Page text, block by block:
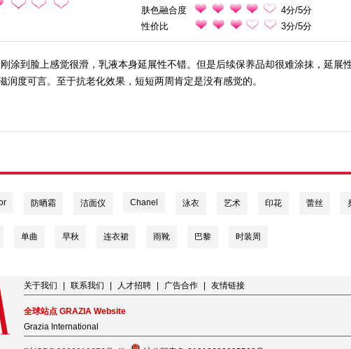
肤色融合度
4分/5分
性价比
3分/5分
涂到脸上感觉很滑，乳液本身延展性不错。但是后续保养品却很难涂抹，延展
润度可言。至于抗老化效果，短短两周肯定是没有感觉的。
防晒霜 洁面仪 Chanel 泳衣 艺术 印花 蕾丝
单曲 早秋 连衣裙 雨靴 巴黎 时装周
关于我们 联系我们 人才招聘 广告合作 友情链接
全球站点 GRAZIA Website
Grazia International